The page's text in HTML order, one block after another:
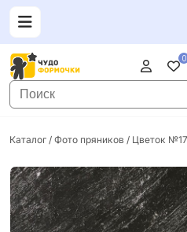
0
Каталог / Фото пряников / Цветок №17